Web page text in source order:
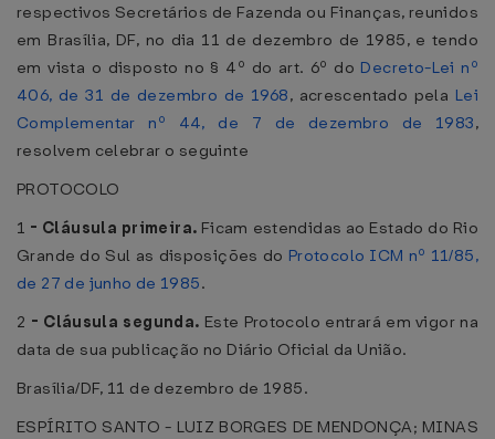
respectivos Secretários de Fazenda ou Finanças, reunidos
em Brasília, DF, no dia 11 de dezembro de 1985, e tendo
em vista o disposto no § 4º do art. 6º do Decreto-Lei nº
406, de 31 de dezembro de 1968, acrescentado pela Lei
Complementar nº 44, de 7 de dezembro de 1983,
resolvem celebrar o seguinte
PROTOCOLO
1 - Cláusula primeira. Ficam estendidas ao Estado do Rio
Grande do Sul as disposições do Protocolo ICM nº 11/85,
de 27 de junho de 1985.
2 - Cláusula segunda. Este Protocolo entrará em vigor na
data de sua publicação no Diário Oficial da União.
Brasília/DF, 11 de dezembro de 1985.
ESPÍRITO SANTO - LUIZ BORGES DE MENDONÇA; MINAS